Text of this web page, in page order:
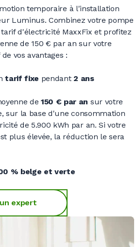
temporaire à l'installation
Luminus. Combinez votre pompe
d'électricité MaxxFix et profitez
de 150 € par an sur votre
de vosavantages :
tarif fixe pendant 2 ans
de 150 €par an sur votre
sur la base d'une consommation
de 5.900 kWh par an. Si votre
plus élevée, la réduction le sera
% belge et verte
expert